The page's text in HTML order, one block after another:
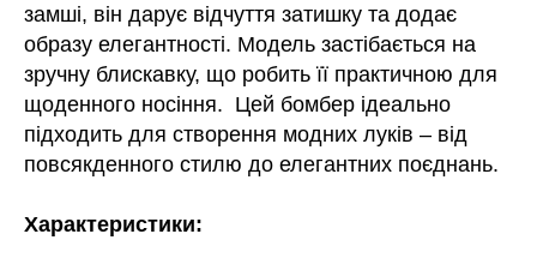
замші, він дарує відчуття затишку та додає
образу елегантності. Модель застібається на
зручну блискавку, що робить її практичною для
щоденного носіння. Цей бомбер ідеально
підходить для створення модних луків – від
повсякденного стилю до елегантних поєднань.
Характеристики: